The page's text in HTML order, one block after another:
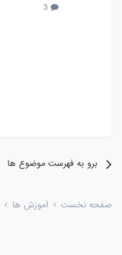
3
برو به فهرست موضوع ها
صفحه نخست آموزش ها